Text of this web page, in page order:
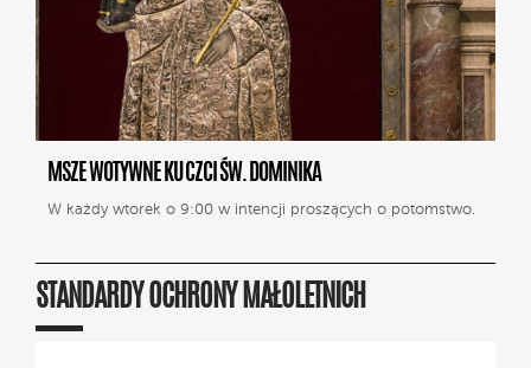
MSZE WOTYWNE KU CZCI ŚW. DOMINIKA
W każdy wtorek o 9:00 w intencji proszących o potomstwo.
STANDARDY OCHRONY MAŁOLETNICH